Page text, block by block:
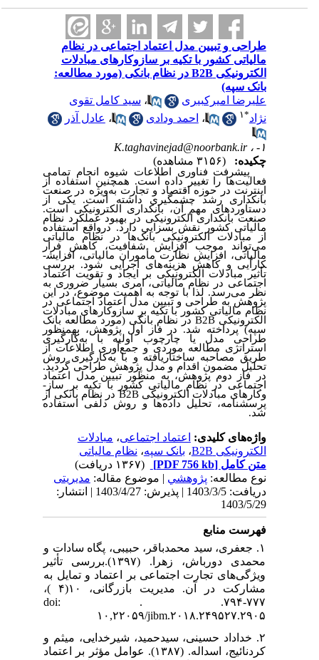
طراحی و تبیین مدل اعتماد اجتماعی در نظام
مالیاتی کشور با تکیه بر سازوکارهای مبادلات
الکترونیکی B2B در نظام بانکی (مورد مطالعه:
بانک سپه)
علیرضا امیرکبیری
،سید کامل تقوی
نژاد * ۱ ،احمد ودادی ،عادل آذر
K.taghavinejad@noorbank.ir
چکیده:
پیشرفت فناوری اطلاعات شیوه انجام تمامی
فعالیت‌ها را تغییر داده است. همچنین استفاده از
اینترنت در حوزه اقتصاد و تجارت به‌ویژه در صنعت
بانکداری رشد چشمگیری داشته است. یکی از
دستاوردهای مهم آن، بانکداری الکترونیکی است.
صنعت بانکداری الکترونیکی در بهبود عملکرد نظام
مالیاتی کشور نقش بسزایی دارد. درواقع استفاده
از مبادلات الکترونیکی بانک‌ها در نظام مالیاتی
می‌تواند موجب افزایش شفافیت، کاهش فرار
مالیاتی، افزایش نظارت مأموران مالیاتی، افزایش­
کارآیی و کاهش هزینه‌های اجرایی شود. بررسی
تأثیر مبادلات الکترونیکی بر ایجاد و تقویت اعتماد
اجتماعی در نظام مالیاتی، امری بسیار ضروری به
نظر می‌رسد. لذا با توجه به اهمیت موضوع، در این
پژوهش به طراحی و تبیین مدل اعتماد اجتماعی در
نظام مالیاتی کشور با تکیه بر سازوکارهای مبادلات
الکترونیکی
B2 B
در نظام بانکی (مورد مطالعه بانک
سپه) پرداخته شد. در فاز اول پژوهش، به­منظور
طراحی مدل یا چارچوب اولیه با به‌کارگیری
استراتژی مطالعه موردی و جمع‌آوری اطلاعات از
طریق مصاحبه ساختاریافته و با به‌کارگیری روش
تحلیل مضمون اقدام و مدل پژوهش طراحی گردید.
در فاز دوم پژوهش، به منظور تبیین مدل اعتماد
اجتماعی در نظام مالیاتی کشور با تکیه بر ساز­
وکارهای مبادلات الکترونیکی
B2 B
در نظام بانکی از
پرسشنامه، تحلیل داد‌ه‌ها و روش دلفی استفاده
شد.
واژه‌های کلیدی:اعتماد اجتماعی،مبادلات
الکترونیکی B‌2B
،بانک سپه،نظام مالیاتی
متن کامل[PDF 756 kb]
نوع مطالعه:پژوهشي| موضوع مقاله:مدیریتی
دریافت: 1403/3/5 | پذیرش: 1403/4/27 | انتشار:
1403/5/29
فهرست منابع
۱. جعفری، سید محمدباقر، حبیبی، پگاه سادات و
محمدی دورباش، زهرا. (۱۳۹۷).بررسی تأثیر
ویژگی‌های تجارت اجتماعی بر اعتماد و تمایل به
مشارکت در آن. مدیریت بازرگانی، ۱۰(۴ )،
۷۷۷-۷۹۴. . doi:
۱۰,۲۲۰۵۹/jibm.۲۰۱۸.۲۴۹۵۲۷.۲۹۰۵
۲. خداداد حسینی، سیدحمید، شیرخدایی، میثم و
کردنائیج، اسداله. (۱۳۸۷). عوامل مؤثر بر اعتماد